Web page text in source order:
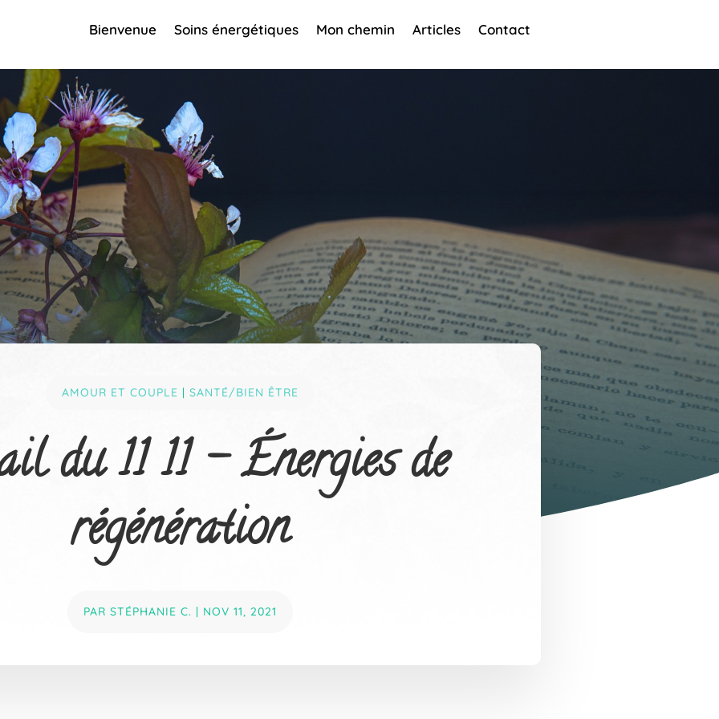
Bienvenue Soins énergétiques Mon chemin Articles Contact
AMOUR ET COUPLE | SANTÉ/BIEN ÊTRE
du 11 11 – Énergies de
régénération
PAR STÉPHANIE C. | NOV 11, 2021